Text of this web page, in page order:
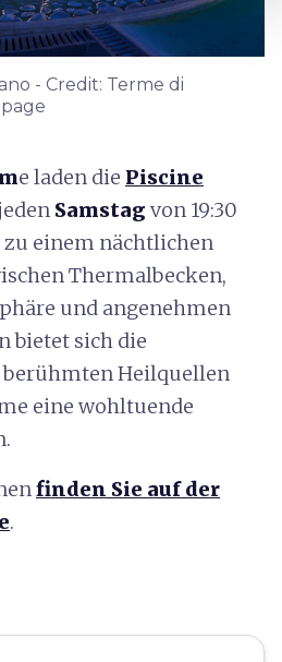
- Credit: Terme di
e laden die Piscine
Samstag von 19:30
einem nächtlichen
Thermalbecken,
und angenehmen
bietet sich die
berühmten Heilquellen
eine wohltuende
finden Sie auf der
.